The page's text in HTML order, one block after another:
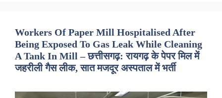
Workers Of Paper Mill Hospitalised After
Being Exposed To Gas Leak While Cleaning
A Tank In Mill – छत्तीसगढ़: रायगढ़ के पेपर मिल में
जहरीली गैस लीक, सात मजदूर अस्पताल में भर्ती